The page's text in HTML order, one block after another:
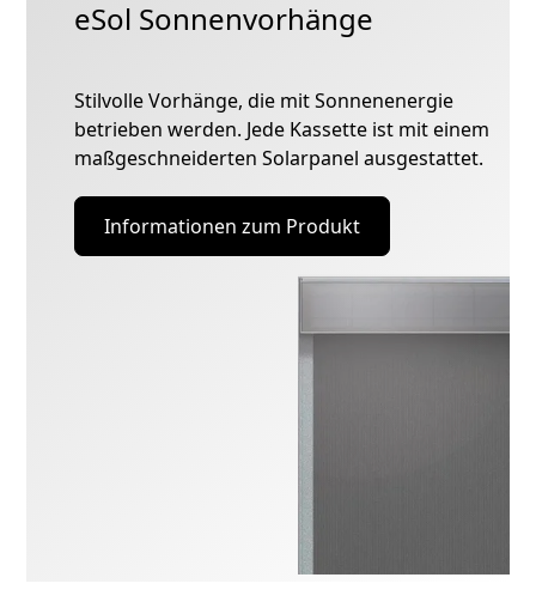
eSol Sonnenvorhänge
Stilvolle Vorhänge, die mit Sonnenenergie
betrieben werden. Jede Kassette ist mit einem
maßgeschneiderten Solarpanel ausgestattet.
Informationen zum Produkt